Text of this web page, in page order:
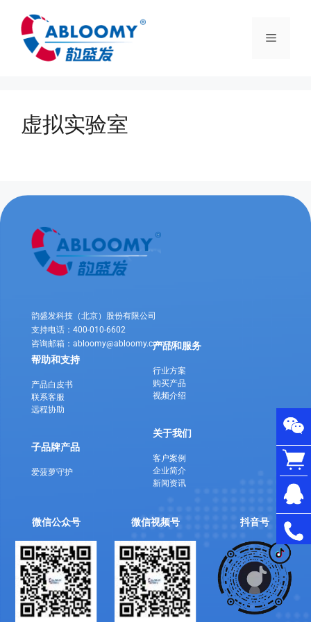
虚拟实验室
韵盛发科技（北京）股份有限公司
支持电话：400-010-6602
咨询邮箱：abloomy@abloomy.com.cn
帮助和支持
产品白皮书
联系客服
远程协助
子品牌产品
爱菠萝守护
产品和服务
行业方案
购买产品
视频介绍
关于我们
客户案例
企业简介
新闻资讯
微信公众号 微信视频号 抖音号